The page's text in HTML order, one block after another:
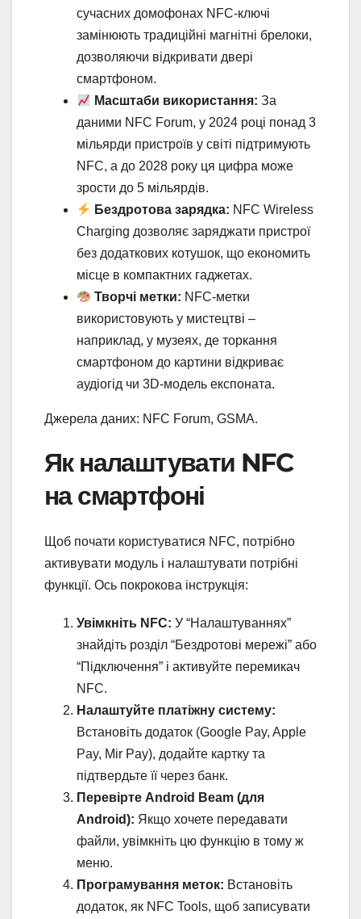
сучасних домофонах NFC-ключі
замінюють традиційні магнітні брелоки,
дозволяючи відкривати двері
смартфоном.
Масштаби використання: За
даними NFC Forum, у 2024 році понад 3
мільярди пристроїв у світі підтримують
NFC, а до 2028 року ця цифра може
зрости до 5 мільярдів.
Бездротова зарядка: NFC Wireless
Charging дозволяє заряджати пристрої
без додаткових котушок, що економить
місце в компактних гаджетах.
Творчі метки: NFC-метки
використовують у мистецтві –
наприклад, у музеях, де торкання
смартфоном до картини відкриває
аудіогід чи 3D-модель експоната.
Джерела даних: NFC Forum, GSMA.
Як налаштувати NFC
на смартфоні
Щоб почати користуватися NFC, потрібно
активувати модуль і налаштувати потрібні
функції. Ось покрокова інструкція:
Увімкніть NFC: У “Налаштуваннях”
знайдіть розділ “Бездротові мережі” або
“Підключення” і активуйте перемикач
NFC.
Налаштуйте платіжну систему:
Встановіть додаток (Google Pay, Apple
Pay, Mir Pay), додайте картку та
підтвердьте її через банк.
Перевірте Android Beam (для
Android): Якщо хочете передавати
файли, увімкніть цю функцію в тому ж
меню.
Програмування меток: Встановіть
додаток, як NFC Tools, щоб записувати